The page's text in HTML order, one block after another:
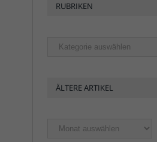
RUBRIKEN
Rubriken
ÄLTERE ARTIKEL
Ältere